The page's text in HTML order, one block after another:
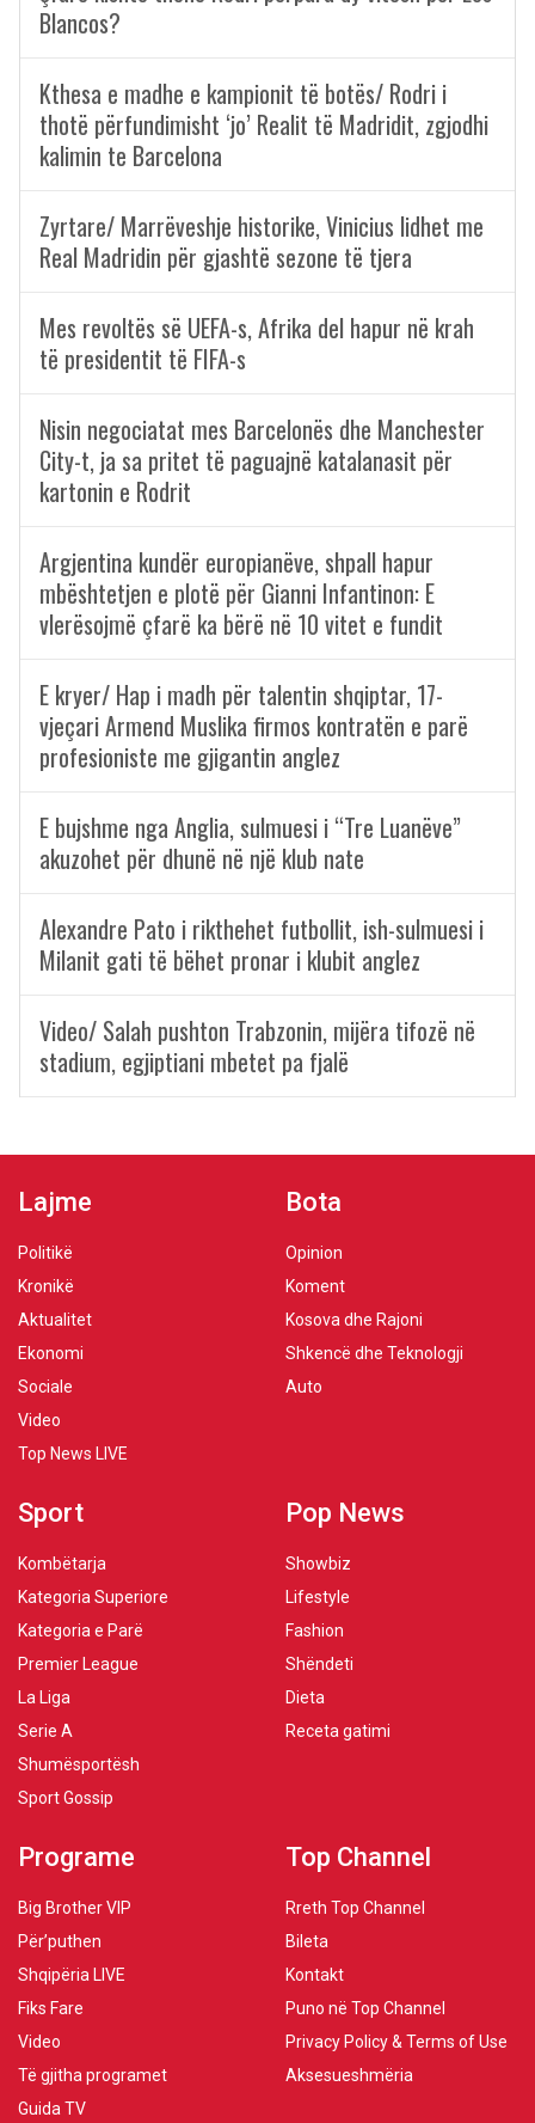
Blancos?
Kthesa e madhe e kampionit të botës/ Rodri i
thotë përfundimisht ‘jo’ Realit të Madridit, zgjodhi
kalimin te Barcelona
Zyrtare/ Marrëveshje historike, Vinicius lidhet me
Real Madridin për gjashtë sezone të tjera
Mes revoltës së UEFA-s, Afrika del hapur në krah
të presidentit të FIFA-s
Nisin negociatat mes Barcelonës dhe Manchester
City-t, ja sa pritet të paguajnë katalanasit për
kartonin e Rodrit
Argjentina kundër europianëve, shpall hapur
mbështetjen e plotë për Gianni Infantinon: E
vlerësojmë çfarë ka bërë në 10 vitet e fundit
E kryer/ Hap i madh për talentin shqiptar, 17-
vjeçari Armend Muslika firmos kontratën e parë
profesioniste me gjigantin anglez
E bujshme nga Anglia, sulmuesi i “Tre Luanëve”
akuzohet për dhunë në një klub nate
Alexandre Pato i rikthehet futbollit, ish-sulmuesi i
Milanit gati të bëhet pronar i klubit anglez
Video/ Salah pushton Trabzonin, mijëra tifozë në
stadium, egjiptiani mbetet pa fjalë
Lajme
Politikë
Kronikë
Aktualitet
Ekonomi
Sociale
Video
Top News LIVE
Bota
Opinion
Koment
Kosova dhe Rajoni
Shkencë dhe Teknologji
Auto
Sport
Kombëtarja
Kategoria Superiore
Kategoria e Parë
Premier League
La Liga
Serie A
Shumësportësh
Sport Gossip
Pop News
Showbiz
Lifestyle
Fashion
Shëndeti
Dieta
Receta gatimi
Programe
Big Brother VIP
Për’puthen
Shqipëria LIVE
Fiks Fare
Video
Të gjitha programet
Guida TV
Top Channel
Rreth Top Channel
Bileta
Kontakt
Puno në Top Channel
Privacy Policy & Terms of Use
Aksesueshmëria